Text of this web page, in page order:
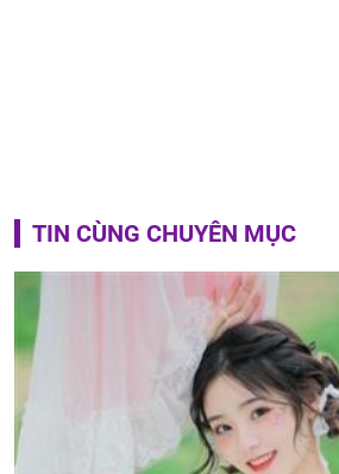
TIN CÙNG CHUYÊN MỤC